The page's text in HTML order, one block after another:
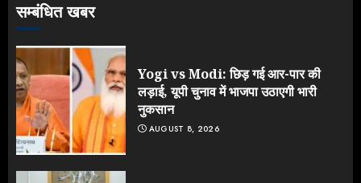
सम्बंधित खबर
Yogi vs Modi: छिड़ गई आर-पार की
लड़ाई, यूपी चुनाव में भाजपा उठाएगी भारी
नुकसान
AUGUST 8, 2026
4